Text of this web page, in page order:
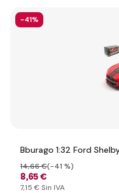
-41%
Bburago 1:32 Ford
8,65 €
14,66 €(-41 %)
7,15 € Sin IVA